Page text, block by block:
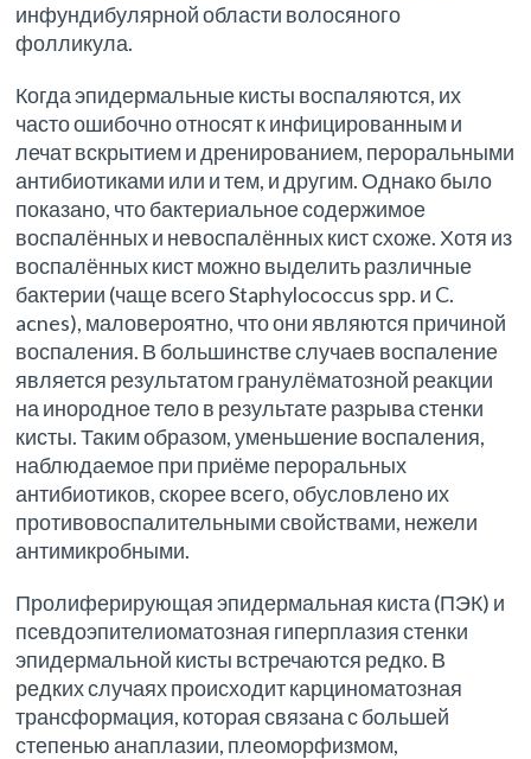
инфундибулярной области волосяного
фолликула.
Когда эпидермальные кисты воспаляются, их
часто ошибочно относят к инфицированным и
лечат вскрытием и дренированием, пероральными
антибиотиками или и тем, и другим. Однако было
показано, что бактериальное содержимое
воспалённых и невоспалённых кист схоже. Хотя из
воспалённых кист можно выделить различные
бактерии (чаще всего Staphylococcus spp. и C.
acnes), маловероятно, что они являются причиной
воспаления. В большинстве случаев воспаление
является результатом гранулёматозной реакции
на инородное тело в результате разрыва стенки
кисты. Таким образом, уменьшение воспаления,
наблюдаемое при приёме пероральных
антибиотиков, скорее всего, обусловлено их
противовоспалительными свойствами, нежели
антимикробными.
Пролиферирующая эпидермальная киста (ПЭК) и
псевдоэпителиоматозная гиперплазия стенки
эпидермальной кисты встречаются редко. В
редких случаях происходит карциноматозная
трансформация, которая связана с большей
степенью анаплазии, плеоморфизмом,